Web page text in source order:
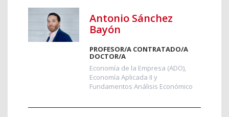
Antonio Sánchez
Bayón
PROFESOR/A CONTRATADO/A
DOCTOR/A
Economía de la Empresa (ADO),
Economía Aplicada II y
Fundamentos Análisis Económico